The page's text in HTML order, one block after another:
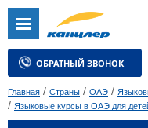
ОБРАТНЫЙ ЗВОНОК
Главная / Страны / ОАЭ /
/ Языковые курсы в ОАЭ для